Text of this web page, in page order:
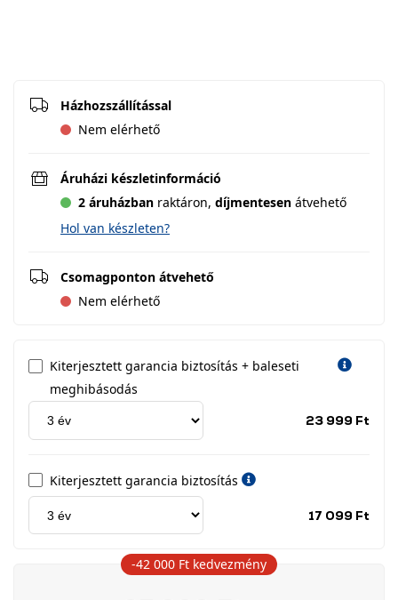
Házhozszállítással
Nem elérhető
Áruházi készletinformáció
2 áruházban raktáron, díjmentesen átvehető
Hol van készleten?
Csomagponton átvehető
Nem elérhető
Kiterjesztett garancia biztosítás + baleseti
meghibásodás
23 999 Ft
Kiterjesztett garancia biztosítás
17 099 Ft
-42 000 Ft kedvezmény